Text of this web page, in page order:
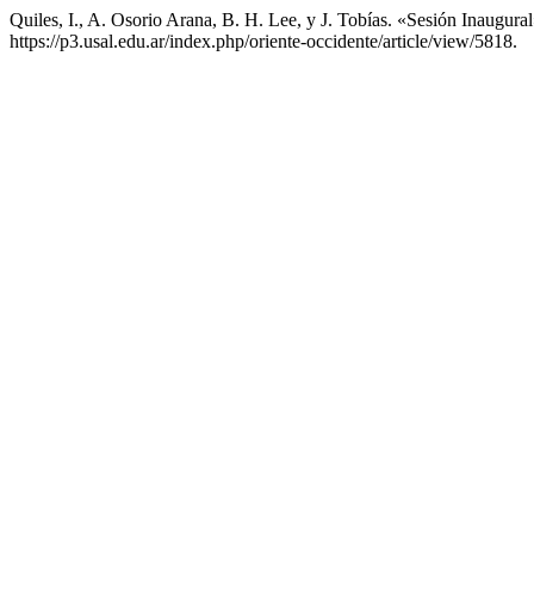
Quiles, I., A. Osorio Arana, B. H. Lee, y J. Tobías. «Sesión
https://p3.usal.edu.ar/index.php/oriente-occidente/article/view/5818.